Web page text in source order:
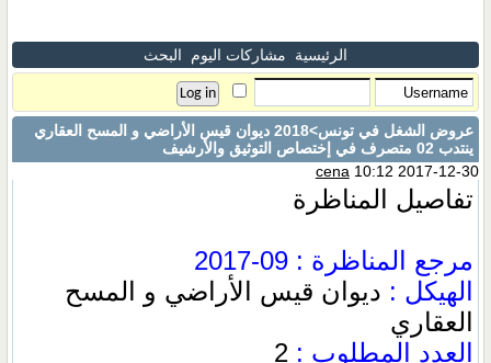
الرئيسية مشاركات اليوم البحث
عروض الشغل في تونس
>2018 ديوان قيس الأراضي و المسح العقاري
ينتدب 02 متصرف في إختصاص التوثيق والأرشيف
cena 10:12 2017-12-30
تفاصيل المناظرة
مرجع المناظرة : 09-2017
الهيكل : ديوان قيس الأراضي و المسح
العقاري
العدد المطلوب :2